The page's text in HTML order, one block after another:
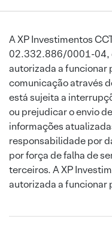
A XP Investimentos
02.332.886/0001-04,
autorizada a funcionar
comunicação através
está sujeita a
ou prejudicar o envio
informações
responsabilidade por
por força de falha de
terceiros. A XP
autorizada a funcionar